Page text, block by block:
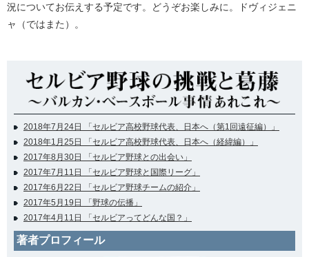
況についてお伝えする予定です。どうぞお楽しみに。ドヴィジェニ
ャ（ではまた）。
2018年7月24日 「セルビア高校野球代表、日本へ（第1回遠征編）」
2018年1月25日 「セルビア高校野球代表、日本へ（経緯編）」
2017年8月30日 「セルビア野球との出会い」
2017年7月11日 「セルビア野球と国際リーグ」
2017年6月22日 「セルビア野球チームの紹介」
2017年5月19日 「野球の伝播」
2017年4月11日 「セルビアってどんな国？」
著者プロフィール